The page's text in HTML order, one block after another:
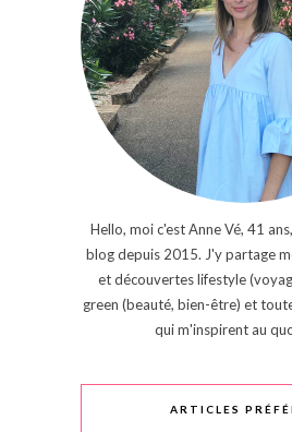
Hello, moi c'est Anne Vé, 41
blog depuis 2015. J'y partage
et découvertes lifestyle
green (beauté, bien-être) et
qui m'inspirent au
ARTICLES